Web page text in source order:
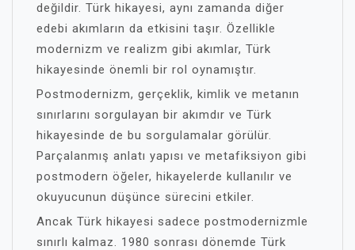
değildir. Türk hikayesi, aynı zamanda diğer
edebi akımların da etkisini taşır. Özellikle
modernizm ve realizm gibi akımlar, Türk
hikayesinde önemli bir rol oynamıştır.
Postmodernizm, gerçeklik, kimlik ve metanın
sınırlarını sorgulayan bir akımdır ve Türk
hikayesinde de bu sorgulamalar görülür.
Parçalanmış anlatı yapısı ve metafiksiyon gibi
postmodern öğeler, hikayelerde kullanılır ve
okuyucunun düşünce sürecini etkiler.
Ancak Türk hikayesi sadece postmodernizmle
sınırlı kalmaz. 1980 sonrası dönemde Türk